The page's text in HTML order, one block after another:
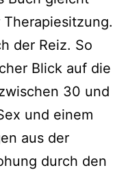
der Reiz. So
Blick auf die
30 und
und einem
aus der
durch den